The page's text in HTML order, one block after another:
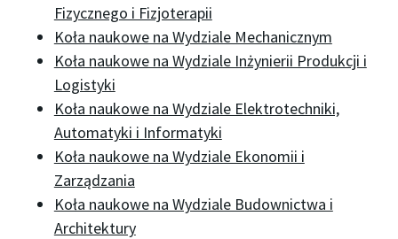
Fizycznego i Fizjoterapii
Koła naukowe na Wydziale Mechanicznym
Koła naukowe na Wydziale Inżynierii Produkcji i
Logistyki
Koła naukowe na Wydziale Elektrotechniki,
Automatyki i Informatyki
Koła naukowe na Wydziale Ekonomii i
Zarządzania
Koła naukowe na Wydziale Budownictwa i
Architektury